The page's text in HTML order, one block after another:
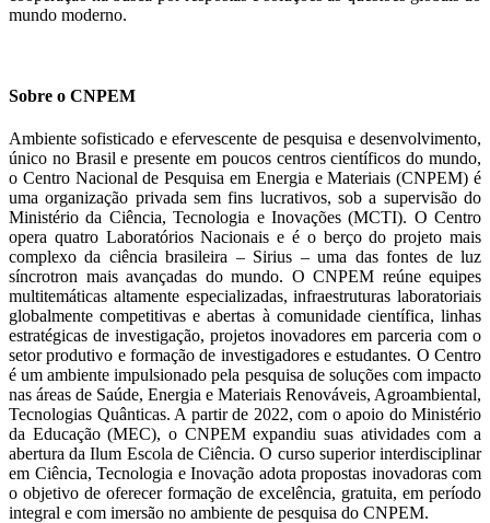
mundo moderno.
Sobre o CNPEM
Ambiente sofisticado e efervescente de pesquisa e desenvolvimento,
único no Brasil e presente em poucos centros científicos do mundo,
o Centro Nacional de Pesquisa em Energia e Materiais (CNPEM) é
uma organização privada sem fins lucrativos, sob a supervisão do
Ministério da Ciência, Tecnologia e Inovações (MCTI). O Centro
opera quatro Laboratórios Nacionais e é o berço do projeto mais
complexo da ciência brasileira – Sirius – uma das fontes de luz
síncrotron mais avançadas do mundo. O CNPEM reúne equipes
multitemáticas altamente especializadas, infraestruturas laboratoriais
globalmente competitivas e abertas à comunidade científica, linhas
estratégicas de investigação, projetos inovadores em parceria com o
setor produtivo e formação de investigadores e estudantes. O Centro
é um ambiente impulsionado pela pesquisa de soluções com impacto
nas áreas de Saúde, Energia e Materiais Renováveis, Agroambiental,
Tecnologias Quânticas. A partir de 2022, com o apoio do Ministério
da Educação (MEC), o CNPEM expandiu suas atividades com a
abertura da Ilum Escola de Ciência. O curso superior interdisciplinar
em Ciência, Tecnologia e Inovação adota propostas inovadoras com
o objetivo de oferecer formação de excelência, gratuita, em período
integral e com imersão no ambiente de pesquisa do CNPEM.